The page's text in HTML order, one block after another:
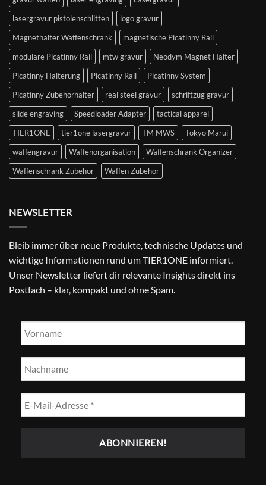
lasergravur pistolenschlitten
logo gravur
Magnethalter Waffenschrank
magnetische Picatinny Rail
modulare Picatinny Rail
mtw gravur
Neodym Magnet Halter
Picatinny Halterung
Picatinny Rail
Picatinny System
Picatinny Zubehörhalter
real steel gravur
schriftzug gravur
slide engraving
Speedloader Adapter
tactical apparel
TIER1ONE
tier1one lasergravur TM MWS
Tokyo Marui
waffengravur
Waffenorganisation
Waffenschrank Organizer
Waffenschrank Zubehör
Waffen Zubehör
NEWSLETTER
Bleib immer über neue Produkte, technische Updates und
wichtige Informationen rund um TIER1ONE informiert.
Unser Newsletter liefert dir relevante Insights direkt ins
Postfach – klar, kompakt und ohne Spam.